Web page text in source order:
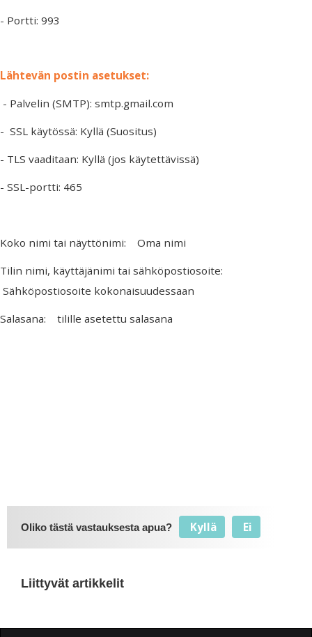
- Portti: 993
Lähtevän postin asetukset:
- Palvelin (SMTP): smtp.gmail.com
- SSL käytössä: Kyllä (Suositus)
- TLS vaaditaan: Kyllä (jos käytettävissä)
- SSL-portti: 465
Koko nimi tai näyttönimi: Oma nimi
Tilin nimi, käyttäjänimi tai sähköpostiosoite:
Sähköpostiosoite kokonaisuudessaan
Salasana: tilille asetettu salasana
Oliko tästä vastauksesta apua? Kyllä Ei
Liittyvät artikkelit